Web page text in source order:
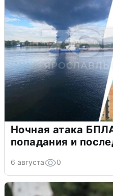
Ночная атака
попадания и
6 августа 0